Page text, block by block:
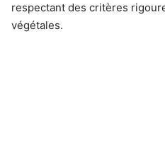
respectant des critères
végétales.